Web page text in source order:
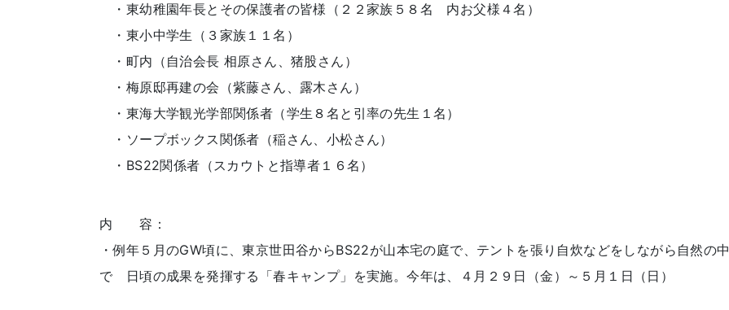
・東幼稚園年長とその保護者の皆様（２２家族５８名 内お父様４名）
・東小中学生（３家族１１名）
・町内（自治会長 相原さん、猪股さん）
・梅原邸再建の会（紫藤さん、露木さん）
・東海大学観光学部関係者（学生８名と引率の先生１名）
・ソープボックス関係者（稲さん、小松さん）
・BS22関係者（スカウトと指導者１６名）
内 容：
・例年５月のGW頃に、東京世田谷からBS22が山本宅の庭で、テントを張り自炊などをしながら自然の中
で 日頃の成果を発揮する「春キャンプ」を実施。今年は、４月２９日（金）～５月１日（日）